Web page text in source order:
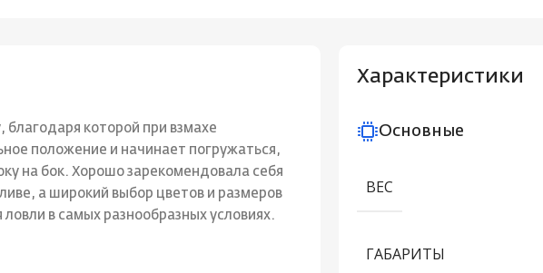
которой при взмахе
положение и начинает погружаться,
на бок. Хорошо зарекомендовала себя
а широкий выбор цветов и размеров
в самых разнообразных условиях.
Характеристики
Основные
ВЕС
ГАБАРИТЫ